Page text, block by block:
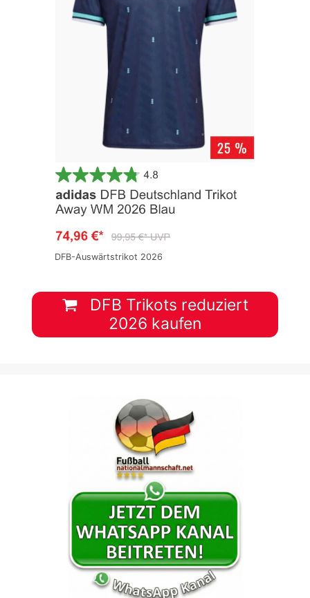
DFB-Auswärtstrikot 2026
DFB Trikots reduziert
2026 kaufen